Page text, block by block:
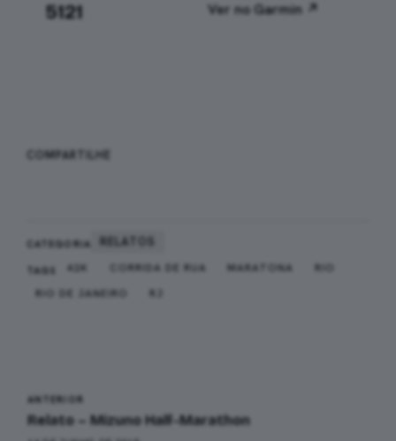
5121 Ver no Garmin ↗
COMPARTILHE
CATEGORIA RELATOS
TAGS 42K CORRIDA DE RUA MARATONA
RIO
RIO DE JANEIRO
RJ
ANTERIOR
Relato – Mizuno Half-Marathon